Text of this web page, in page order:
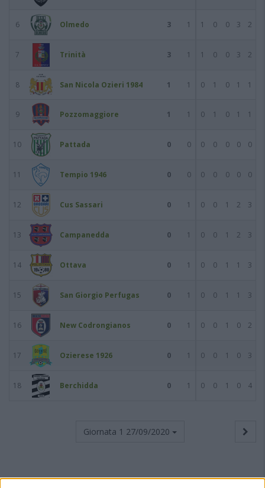
6 Olmedo 3 1 1 0 0 3 2
7 Trinità 3 1 1 0 0 3 2
8 San Nicola Ozieri 1984 1 1 0 1 0 1 1
9 Pozzomaggiore 1 1 0 1 0 1 1
10 Pattada 0 0 0 0 0 0 0
11 Tempio 1946 0 0 0 0 0 0 0
12 Cus Sassari 0 1 0 0 1 2 3
13 Campanedda 0 1 0 0 1 2 3
14 Ottava 0 1 0 0 1 1 3
15 San Giorgio Perfugas 0 1 0 0 1 1 3
16 New Codrongianos 0 1 0 0 1 0 2
17 Ozierese 1926 0 1 0 0 1 0 3
18 Berchidda 0 1 0 0 1 0 4
Giornata 1 27/09/2020